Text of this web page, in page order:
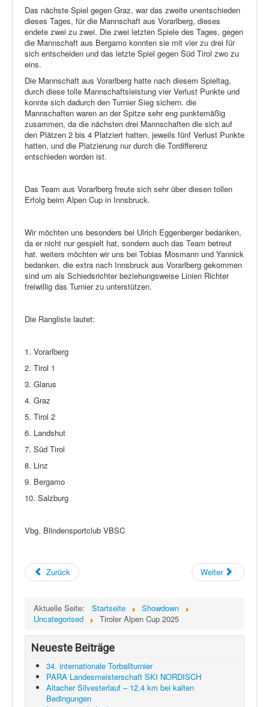
Das nächste Spiel gegen Graz, war das zweite unentschieden
dieses Tages, für die Mannschaft aus Vorarlberg, dieses
endete zwei zu zwei. Die zwei letzten Spiele des Tages, gegen
die Mannschaft aus Bergamo konnten sie mit vier zu drei für
sich entscheiden und das letzte Spiel gegen Süd Tirol zwo zu
eins.
Die Mannschaft aus Vorarlberg hatte nach diesem Spieltag,
durch diese tolle Mannschaftsleistung vier Verlust Punkte und
konnte sich dadurch den Turnier Sieg sichern. die
Mannschaften waren an der Spitze sehr eng punktemäßig
zusammen, da die nächsten drei Mannschaften die sich auf
den Plätzen 2 bis 4 Platziert hatten, jeweils fünf Verlust Punkte
hatten, und die Platzierung nur durch die Tordifferenz
entschieden worden ist.
Das Team aus Vorarlberg freute sich sehr über diesen tollen
Erfolg beim Alpen Cup in Innsbruck.
Wir möchten uns besonders bei Ulrich Eggenberger bedanken,
da er nicht nur gespielt hat, sondern auch das Team betreut
hat. weiters möchten wir uns bei Tobias Mosmann und Yannick
bedanken. die extra nach Innsbruck aus Vorarlberg gekommen
sind um als Schiedsrichter beziehungsweise Linien Richter
freiwillig das Turnier zu unterstützen.
Die Rangliste lautet:
1. Vorarlberg
2. Tirol 1
3. Glarus
4. Graz
5. Tirol 2
6. Landshut
7. Süd Tirol
8. Linz
9. Bergamo
10. Salzburg
Vbg. Blindensportclub VBSC
Zurück Weiter
Aktuelle Seite: Startseite
Showdown
Uncategorised
Tiroler Alpen Cup 2025
Neueste Beiträge
34. internationale Torballturnier
PARA Landesmeisterschaft SKI NORDISCH
Altacher Silvesterlauf – 12,4 km bei kalten
Bedingungen